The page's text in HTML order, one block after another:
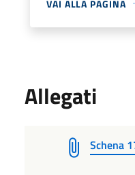
VAI ALLA PAGINA
Allegati
Schena